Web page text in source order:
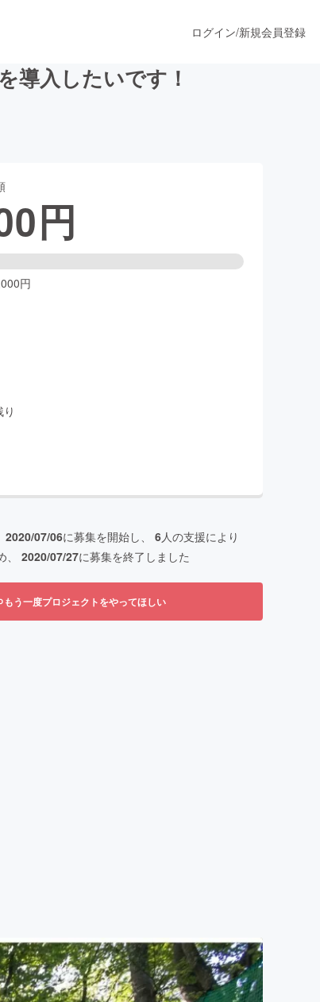
ファッション
ログイン/新規会員登録
導入したいです！
円
円
2020/07/06に募集を開始し、 6人の支援により
、 2020/07/27に募集を終了しました
もう一度プロジェクトをやってほしい